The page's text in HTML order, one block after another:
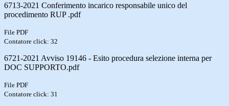
6713-2021 Conferimento incarico responsabile unico del
procedimento RUP .pdf
File PDF
Contatore click: 32
6721-2021 Avviso 19146 - Esito procedura selezione interna per
DOC SUPPORTO.pdf
File PDF
Contatore click: 31